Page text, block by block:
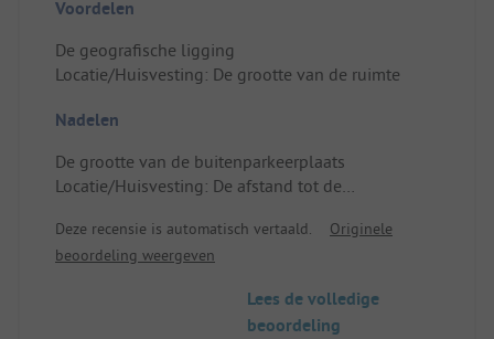
Voordelen
De geografische ligging
Locatie/Huisvesting: De grootte van de ruimte
Nadelen
De grootte van de buitenparkeerplaats
Locatie/Huisvesting: De afstand tot de
voorzieningen, het ontbreken van toiletbrillen en
toiletpapier in de toiletten
Deze recensie is automatisch vertaald.
Originele
beoordeling weergeven
Lees de volledige
beoordeling